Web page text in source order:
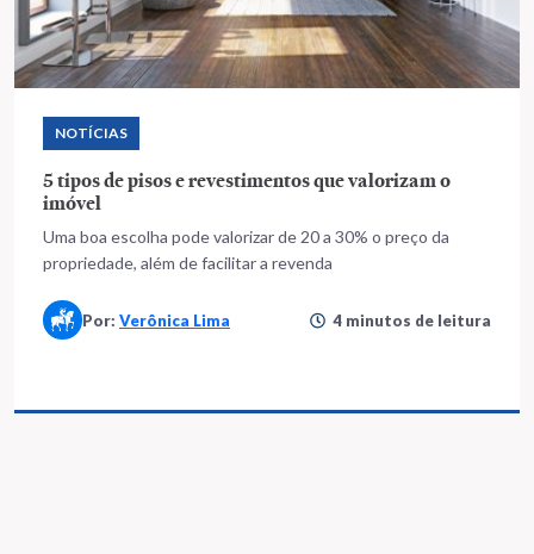
NOTÍCIAS
5 tipos de pisos e revestimentos que valorizam o
imóvel
Uma boa escolha pode valorizar de 20 a 30% o preço da
propriedade, além de facilitar a revenda
Por: Verônica Lima 4 minutos de leitura